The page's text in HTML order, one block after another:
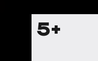
5+